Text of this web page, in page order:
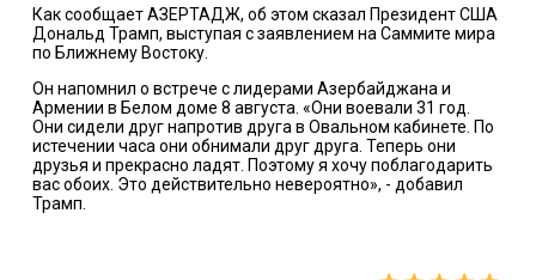
Как сообщает АЗЕРТАДЖ, об этом сказал Президент США
Дональд Трамп, выступая с заявлением на Саммите мира
по Ближнему Востоку.
Он напомнил о встрече с лидерами Азербайджана и
Армении в Белом доме 8 августа. «Они воевали 31 год.
Они сидели друг напротив друга в Овальном кабинете. По
истечении часа они обнимали друг друга. Теперь они
друзья и прекрасно ладят. Поэтому я хочу поблагодарить
вас обоих. Это действительно невероятно», - добавил
Трамп.